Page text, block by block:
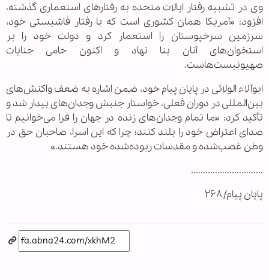
وی در تشبیه رفتار ایالات متحده به رفتارهای استعماری گذشته،
افزود: «آمریکا همان کشوری است که با رفتار فاشیستی خود،
سرزمین سرخپوستان را استعمار کرد و دولت خود را بر
استخوان‌های آنان بنا نهاد و اکنون حامی جنایات
صهیونیست‌هاست.
ابوآلاء الولائی در پایان پیام خود، ضمن اشاره به ضعف واکنش‌های
بین‌المللی در دوران فعلی، خواستار جنبش وجدان‌های بیدار شد و
تأکید کرد: «ما تمام وجدان‌های زنده در جهان را فرا می‌خوانیم تا
صدای اعتراض خود را بلند کنند؛ چرا که این اسرا، صاحبان حق در
وطن غصب‌شده و مقدسات ربوده‌شده خود هستند.»
..............................
پایان پیام/ ۲۶۸